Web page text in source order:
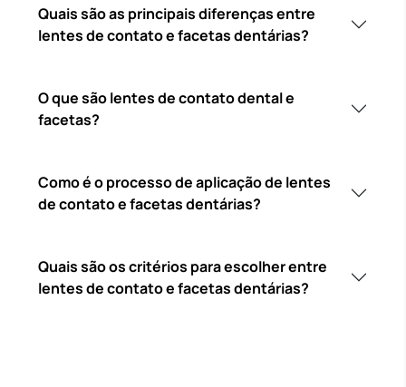
Quais são as principais diferenças entre
lentes de contato e facetas dentárias?
O que são lentes de contato dental e
facetas?
Como é o processo de aplicação de lentes
de contato e facetas dentárias?
Quais são os critérios para escolher entre
lentes de contato e facetas dentárias?